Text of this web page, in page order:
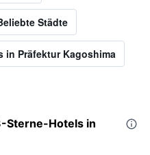
Städte
in Präfektur Kagoshima
Sterne-Hotels in